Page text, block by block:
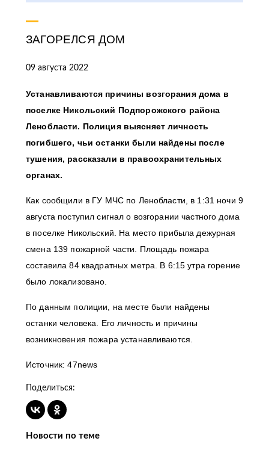
ЗАГОРЕЛСЯ ДОМ
09 августа 2022
Устанавливаются причины возгорания дома в
поселке Никольский Подпорожского района
Ленобласти. Полиция выясняет личность
погибшего, чьи останки были найдены после
тушения, рассказали в правоохранительных
органах.
Как сообщили в ГУ МЧС по Ленобласти, в 1:31 ночи 9
августа поступил сигнал о возгорании частного дома
в поселке Никольский. На место прибыла дежурная
смена 139 пожарной части. Площадь пожара
составила 84 квадратных метра. В 6:15 утра горение
было локализовано.
По данным полиции, на месте были найдены
останки человека. Его личность и причины
возникновения пожара устанавливаются.
Источник: 47news
Поделиться:
Новости по теме